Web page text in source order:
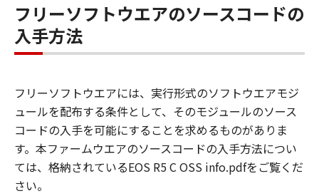
フリーソフトウエアのソースコードの
入手方法
フリーソフトウエアには、実行形式のソフトウエアモジ
ュールを配布する条件として、そのモジュールのソース
コードの入手を可能にすることを求めるものがありま
す。本ファームウエアのソースコードの入手方法につい
ては、格納されているEOS R5 C OSS info.pdfをご覧くだ
さい。